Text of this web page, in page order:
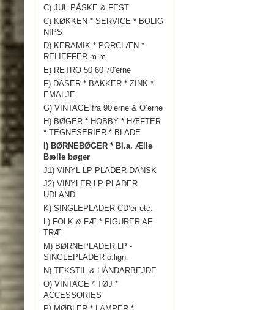
C) JUL PÅSKE & FEST
C) KØKKEN * SERVICE * BOLIG
NIPS
D) KERAMIK * PORCLÆN *
RELIEFFER m.m.
E) RETRO 50 60 70'erne
F) DÅSER * BAKKER * ZINK *
EMALJE
G) VINTAGE fra 90’erne & O’erne
H) BØGER * HOBBY * HÆFTER
* TEGNESERIER * BLADE
I) BØRNEBØGER * Bl.a. Ælle
Bælle bøger
J1) VINYL LP PLADER DANSK
J2) VINYLER LP PLADER
UDLAND
K) SINGLEPLADER CD’er etc.
L) FOLK & FÆ * FIGURER AF
TRÆ
M) BØRNEPLADER LP -
SINGLEPLADER o.lign.
N) TEKSTIL & HÅNDARBEJDE
O) VINTAGE * TØJ *
ACCESSORIES